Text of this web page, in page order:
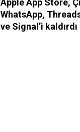
Apple App Store,
WhatsApp,
ve Signal’i kaldırdı